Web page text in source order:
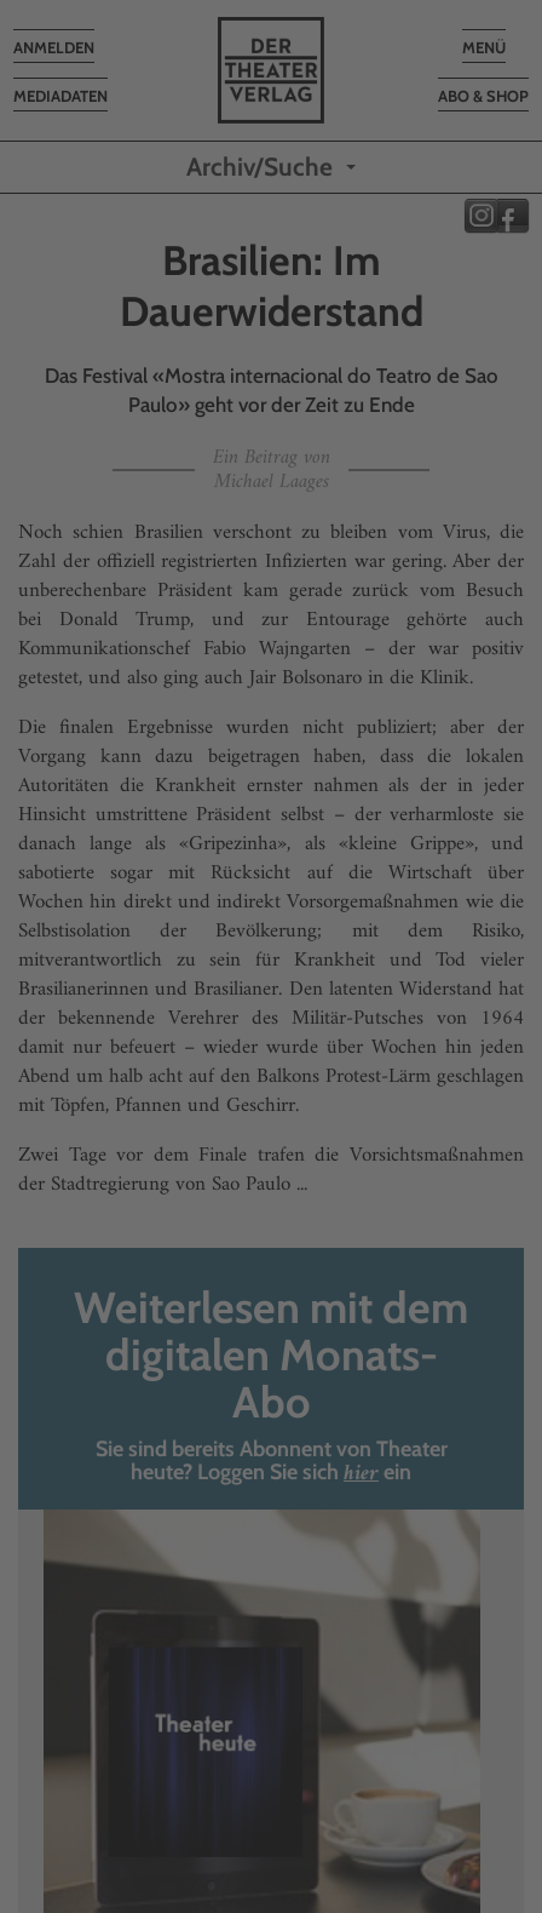
Toggle
MENÜ
ABO & SHOP
MEDIADATEN
Toggle
navigation
ANMELDEN
Archiv/Suche
Brasilien: Im
Dauerwiderstand
Das Festival «Mostra internacional do Teatro de Sao
Paulo» geht vor der Zeit zu Ende
Ein Beitrag von
Michael Laages
Noch schien Brasilien verschont zu bleiben vom Virus, die
Zahl der offiziell registrierten Infizierten war gering. Aber der
unberechenbare Präsident kam gerade zurück vom Besuch
bei Donald Trump, und zur Entourage gehörte auch
Kommunika­tionschef Fabio Wajngarten – der war positiv
getestet, und also ging auch Jair Bolsonaro in die Klinik.
Die finalen Ergebnisse wurden nicht publiziert; aber der
Vorgang kann dazu beigetragen haben, dass die lokalen
Autoritäten die Krankheit ernster nahmen als der in jeder
Hinsicht umstrittene Präsident selbst – der verharmloste sie
danach lange als «Gripezinha», als «kleine Grippe», und
sabotierte sogar mit Rücksicht auf die Wirtschaft über
Wochen hin direkt und indirekt Vorsorgemaßnahmen wie die
Selbstisolation der Bevölkerung; mit dem Risiko,
mitverantwortlich zu sein für Krankheit und Tod vieler
Brasilianerinnen und Brasilianer. Den latenten Widerstand hat
der bekennende Verehrer des Militär-Putsches von 1964
damit nur befeuert – wieder wurde über Wochen hin jeden
Abend um halb acht auf den Balkons Protest-Lärm geschlagen
mit Töpfen, Pfannen und Geschirr.
Zwei Tage vor dem Finale trafen die Vorsichtsmaßnahmen
der Stadtregierung von Sao Paulo ...
Weiterlesen mit dem
digitalen Monats-
Abo
Sie sind bereits Abonnent von Theater
heute? Loggen Sie sich hierein